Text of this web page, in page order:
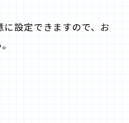
設定できますので、お